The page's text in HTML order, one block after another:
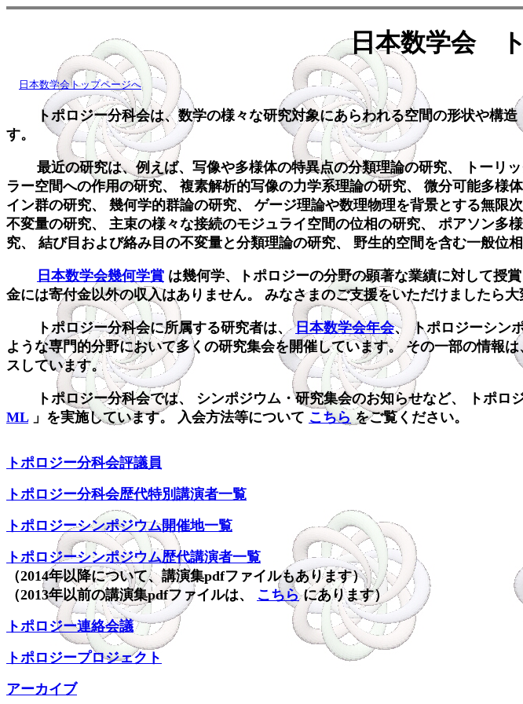
日本数学会
日本数学会トップページへ
トポロジー分科会は、数学の様々な研究対象にあらわれる空間の形状や構
す。
最近の研究は、例えば、写像や多様体の特異点の分類理論の研究、 トーリ
ラー空間への作用の研究、 複素解析的写像の力学系理論の研究、 微分可能多
イン群の研究、 幾何学的群論の研究、 ゲージ理論や数理物理を背景とする無
不変量の研究、 主束の様々な接続のモジュライ空間の位相の研究、 ポアソン
究、 結び目および絡み目の不変量と分類理論の研究、 野生的空間を含む一般位
日本数学会幾何学賞 は幾何学、トポロジーの分野の顕著な業績に対して授
金には寄付金以外の収入はありません。 みなさまのご支援をいただけましたら大
トポロジー分科会に所属する研究者は、日本数学会年会、 トポロジーシン
ような専門的分野において多くの研究集会を開催しています。 その一部の情報
スしています。
トポロジー分科会では、 シンポジウム・研究集会のお知らせなど、 トポロ
ML」を実施しています。 入会方法等について こちら をご覧ください。
トポロジー分科会評議員
トポロジー分科会歴代特別講演者一覧
トポロジーシンポジウム開催地一覧
トポロジーシンポジウム歴代講演者一覧
（2014年以降について、講演集pdfファイルもあります）
（2013年以前の講演集pdfファイルは、 こちらにあります）
トポロジー連絡会議
トポロジープロジェクト
アーカイブ